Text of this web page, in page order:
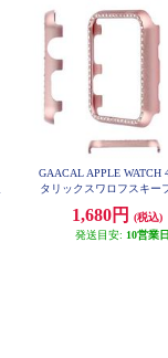
GAACAL APPLE WATCH
タリックスワロフスキー
1,680円
(税込)
発送目安: 10営業日